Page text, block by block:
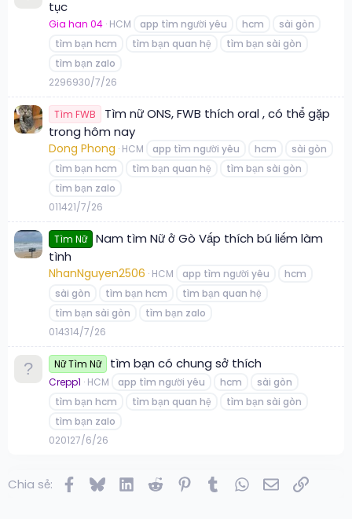
tục
Gia han 04 HCM app tìm người yêu hcm
sài gòn
tìm bạn hcm
tìm bạn quan hệ
tìm bạn sài gòn
tìm bạn zalo
2296930/7/26
Tìm FWB
Tìm nữ ONS, FWB thích oral , có thể gặp
trong hôm nay
Dong Phong HCM app tìm người yêu hcm
sài gòn
tìm bạn hcm
tìm bạn quan hệ
tìm bạn sài gòn
tìm bạn zalo
011421/7/26
Tìm Nữ
Nam tìm Nữ ở Gò Vấp thích bú liếm làm
tình
NhanNguyen2506 HCM app tìm người yêu
hcm
sài gòn
tìm bạn hcm
tìm bạn quan hệ
tìm bạn sài gòn
tìm bạn zalo
014314/7/26
Nữ Tìm Nữ tìm bạn có chung sở thích
Crepp1 HCM app tìm người yêu hcm
sài gòn
tìm bạn hcm
tìm bạn quan hệ
tìm bạn sài gòn
tìm bạn zalo
020127/6/26
Chia sẻ: Facebook
BlueskyLinkedInReddit Pinterest
Tumblr WhatsApp
EmailLink